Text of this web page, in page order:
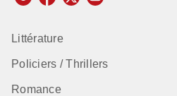
Littérature
Policiers / Thrillers
Romance